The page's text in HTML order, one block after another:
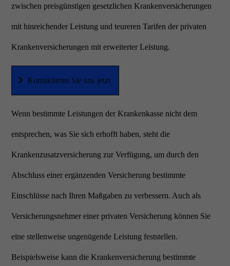
zwischen preisgünstigen gesetzlichen Krankenversicherungen
mit hinreichender Leistung und teureren Tarifen der privaten
Krankenversicherungen mit erweiterter Leistung.
Kontaktieren Sie uns jetzt
Wenn bestimmte Leistungen der Krankenkasse nicht dem
entsprechen, was Sie sich erhofft haben, steht die
Krankenzusatzversicherung zur Verfügung, um durch den
Abschluss einer ergänzenden Versicherung bestimmte
Einschlüsse nach Ihren Maßgaben zu verbessern. Auch als
Versicherungsnehmer einer privaten Versicherung können Sie
eine stellenweise ungenügende Leistung feststellen.
Beispielsweise kann die Krankenversicherung bestimmte